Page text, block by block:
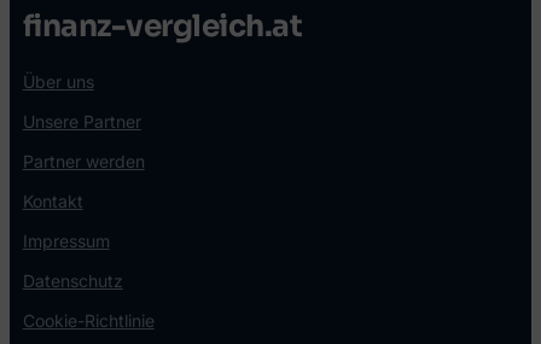
finanz-vergleich.at
Über uns
Unsere Partner
Partner werden
Kontakt
Impressum
Datenschutz
Cookie-Richtlinie